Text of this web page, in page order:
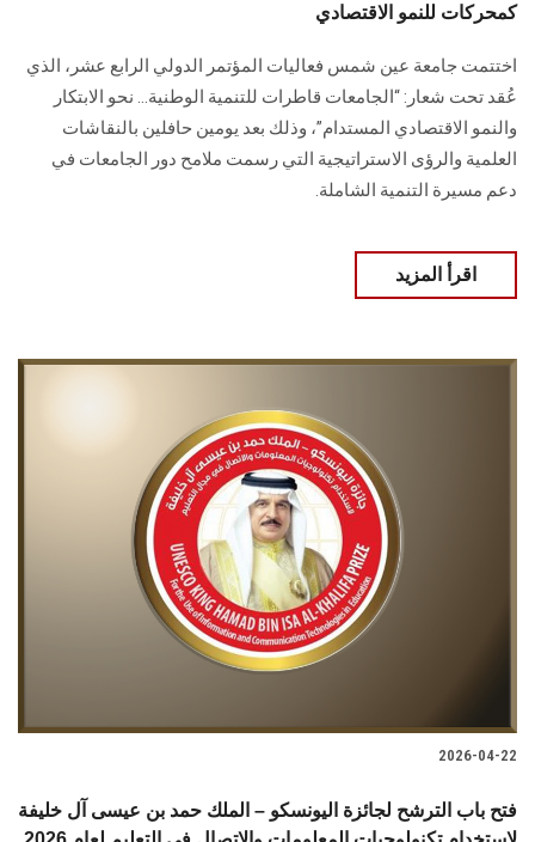
كمحركات للنمو الاقتصادي
اختتمت جامعة عين شمس فعاليات المؤتمر الدولي الرابع عشر، الذي
عُقد تحت شعار: “الجامعات قاطرات للتنمية الوطنية… نحو الابتكار
والنمو الاقتصادي المستدام”، وذلك بعد يومين حافلين بالنقاشات
العلمية والرؤى الاستراتيجية التي رسمت ملامح دور الجامعات في
دعم مسيرة التنمية الشاملة.
اقرأ المزيد
2026-04-22
فتح باب الترشح لجائزة اليونسكو – الملك حمد بن عيسى آل خليفة